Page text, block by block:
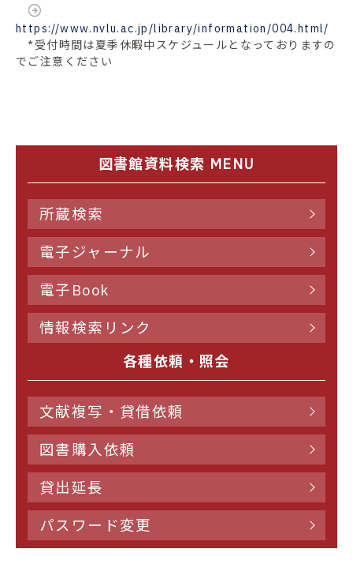
https://www.nvlu.ac.jp/library/information/004.html/
*受付時間は夏季休暇中スケジュールとなっておりますの
でご注意ください
図書館資料検索 MENU
所蔵検索
電子ジャーナル
電子Book
情報検索リンク
各種依頼・照会
文献複写・貸借依頼
図書購入依頼
貸出延長
パスワード変更